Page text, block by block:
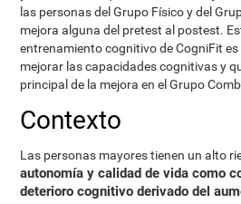
las personas del Grupo Físico y del
mejora alguna del pretest al postest.
entrenamiento cognitivo de CogniFit
mejorar las capacidades cognitivas y
principal de la mejora en el Grupo
Contexto
Las personas mayores tienen un alto
autonomía y calidad de vida como
deterioro cognitivo derivado del